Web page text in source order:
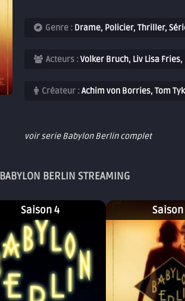
Genre : Drame, Policier, Thriller,
Acteurs :Volker Bruch, Liv Lisa
Créateur :Achim von Borries, Tom
voir serie Babylon Berlin complet
BERLIN STREAMING
Saison 4 Saison